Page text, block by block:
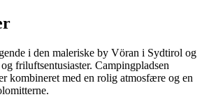
i den maleriske by Vöran i Sydtirol og
friluftsentusiaster. Campingpladsen
kombineret med en rolig atmosfære og en